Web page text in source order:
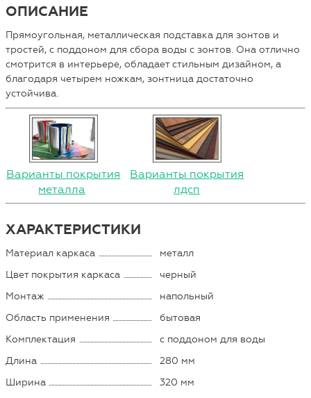
ОПИСАНИЕ
Прямоугольная, металлическая подставка для зонтов и
тростей, с поддоном для сбора воды с зонтов. Она отлично
смотрится в интерьере, обладает стильным дизайном, а
благодаря четырем ножкам, зонтница достаточно
устойчива.
Варианты покрытия
металла
Варианты покрытия
лдсп
ХАРАКТЕРИСТИКИ
Материал каркаса
металл
Цвет покрытия каркаса
черный
Монтаж
напольный
Область применения
бытовая
Комплектация
с поддоном для воды
Длина
280 мм
Ширина
320 мм